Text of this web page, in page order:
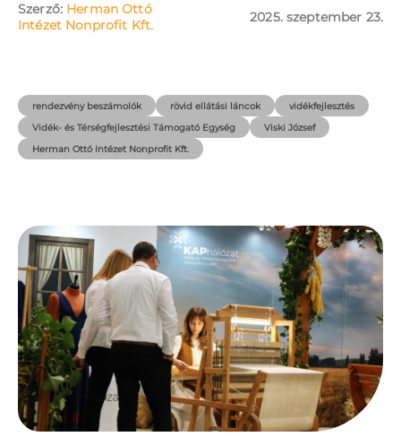
Szerző: Herman Ottó
Intézet Nonprofit Kft.
2025. szeptember 23.
rendezvény beszámolók rövid ellátási láncok
vidékfejlesztés
Vidék- és Térségfejlesztési Támogató Egység
Viski József
Herman Ottó Intézet Nonprofit Kft.